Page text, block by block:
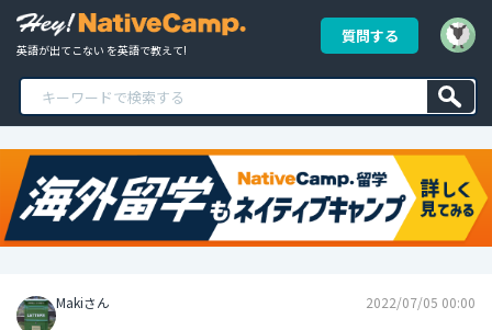
英語が出てこない を英語で教えて!
質問する
Makiさん 2022/07/05 00:00